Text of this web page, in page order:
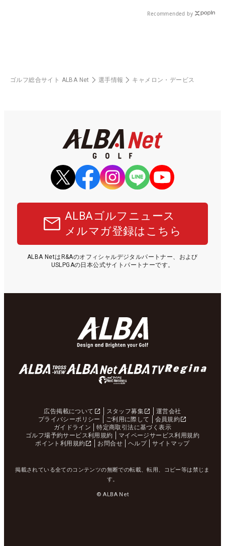
Recommended by
ゴルフ総合サイト ALBA Net 選手情報 キャメロン・デービス
ALBAゴルフニュース
メルマガ登録はこちら
ALBA NetはR&Aのオフィシャルデジタルパートナー、および
USLPGAの日本公式サイトパートナーです。
広告掲載について スタッフ募集
運営会社
プライバシーポリシー
ご利用に際して
会員規約
ガイドライン
特定商取引法に基づく表示
ゴルフ場予約サービス利用規約
マイページサービス利用規約
ポイント利用規約
お問合せ ヘルプ サイトマップ
掲載されている全てのコンテンツの無断での転載、転用、コピー等は禁じま
す。
© ALBA Net